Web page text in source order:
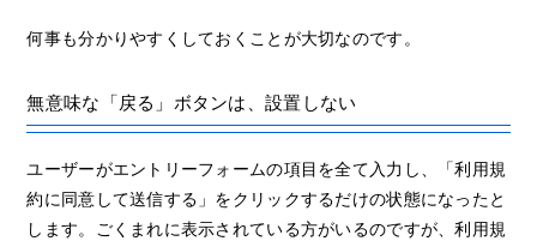
何事も分かりやすくしておくことが大切なのです。
無意味な「戻る」ボタンは、設置しない
ユーザーがエントリーフォームの項目を全て入力し、「利用規
約に同意して送信する」をクリックするだけの状態になったと
します。ごくまれに表示されている方がいるのですが、利用規